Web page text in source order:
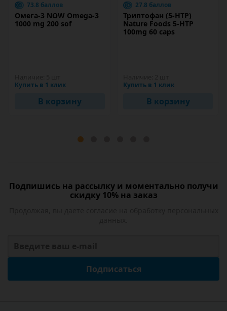
73.8 баллов
Омега-3 NOW Omega-3
1000 mg 200 sof
Купить в 1 клик
В корзину
27.8 баллов
Триптофан (5-HTP)
Nature Foods 5-HTP
100mg 60 caps
Купить в 1 клик
В корзину
Подпишись на рассылку и моментально получи
скидку 10% на заказ
Подписаться